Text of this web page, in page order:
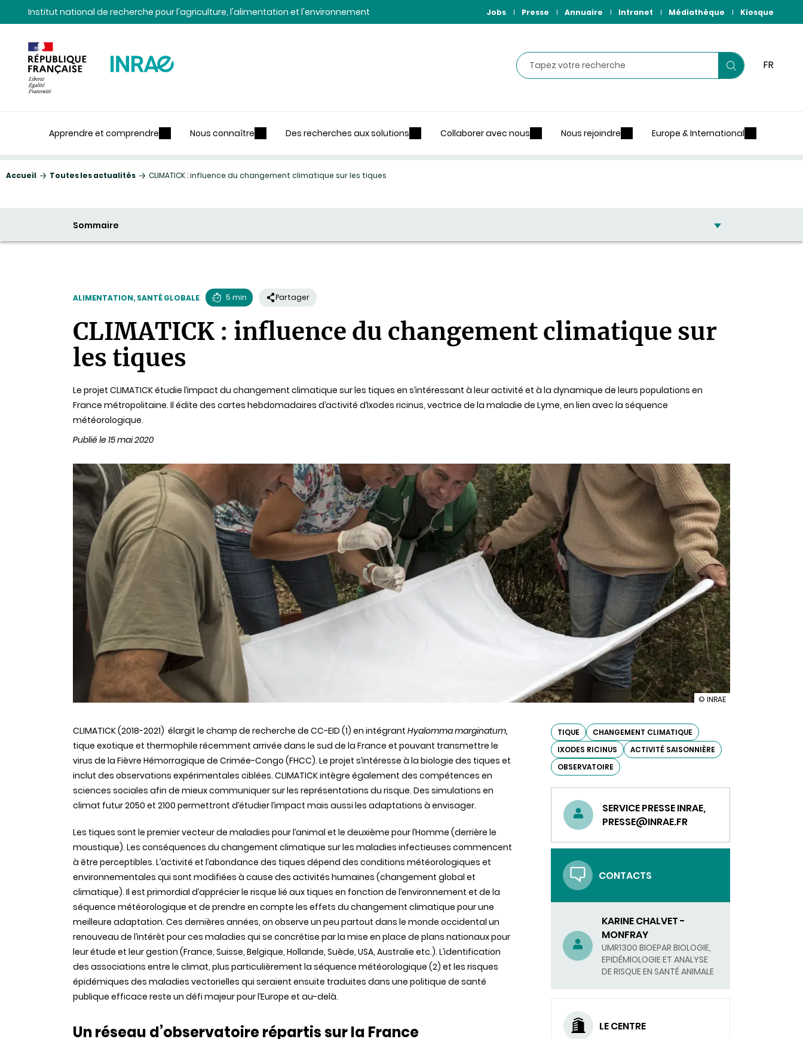
Contenu
Recherche
NavigationInstitut national de recherche pour l'agriculture, l'alimentation et l'environnement Jobs Presse Annuaire Intranet Médiathèque Kiosque
Rechercher
Lancer
FR
Apprendre et comprendre Nous connaître Des recherches aux solutions Collaborer avec nous Nous rejoindre Europe & International
Accueil Toutes les actualités CLIMATICK : influence du changement climatique sur les tiques
Sommaire
ALIMENTATION, SANTÉ GLOBALE
5 min Partager
CLIMATICK : influence du changement climatique sur
les tiques
Le projet CLIMATICK étudie l’impact du changement climatique sur les tiques en s’intéressant à leur activité et à la dynamique de leurs populations en
France métropolitaine. Il édite des cartes hebdomadaires d’activité d’Ixodes ricinus, vectrice de la maladie de Lyme, en lien avec la séquence
météorologique.
Publié le 15 mai 2020
illustration
influence
du
changement
climatique
tiques
© INRAE
CLIMATICK (2018-2021) élargit le champ de recherche de CC-EID (1) en intégrant Hyalomma marginatum,
tique exotique et thermophile récemment arrivée dans le sud de la France et pouvant transmettre le
virus de la Fièvre Hémorragique de Crimée-Congo (FHCC). Le projet s’intéresse à la biologie des tiques et
inclut des observations expérimentales ciblées. CLIMATICK intègre également des compétences en
sciences sociales afin de mieux communiquer sur les représentations du risque. Des simulations en
climat futur 2050 et 2100 permettront d’étudier l’impact mais aussi les adaptations à envisager.
Les tiques sont le premier vecteur de maladies pour l’animal et le deuxième pour l’Homme (derrière le
moustique). Les conséquences du changement climatique sur les maladies infectieuses commencent
à être perceptibles. L’activité et l’abondance des tiques dépend des conditions météorologiques et
environnementales qui sont modifiées à cause des activités humaines (changement global et
climatique). Il est primordial d’apprécier le risque lié aux tiques en fonction de l’environnement et de la
séquence météorologique et de prendre en compte les effets du changement climatique pour une
meilleure adaptation. Ces dernières années, on observe un peu partout dans le monde occidental un
renouveau de l’intérêt pour ces maladies qui se concrétise par la mise en place de plans nationaux pour
leur étude et leur gestion (France, Suisse, Belgique, Hollande, Suède, USA, Australie etc.). L’identification
des associations entre le climat, plus particulièrement la séquence météorologique (2) et les risques
épidémiques des maladies vectorielles qui seraient ensuite traduites dans une politique de santé
publique efficace reste un défi majeur pour l’Europe et au-delà.
Unréseau d’observatoirerépartis surla France
TIQUE
CHANGEMENT CLIMATIQUE
IXODES RICINUS
ACTIVITÉ SAISONNIÈRE
OBSERVATOIRE
SERVICE PRESSE INRAE,
PRESSE@INRAE.FR
CONTACTS
KARINE CHALVET -
MONFRAY
UMR1300 BIOEPAR BIOLOGIE,
EPIDÉMIOLOGIE ET ANALYSE
DE RISQUE EN SANTÉ ANIMALE
LE CENTRE